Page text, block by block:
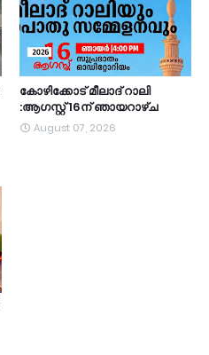
കോഴിക്കോട് മീലാദ് റാലി
:ആഗസ്റ്റ് 16ന് ഞായറാഴ്ച
August 07, 2026